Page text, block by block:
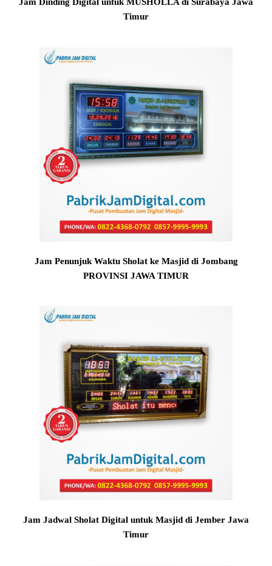
Jam Dinding Digital untuk MUSHOLLA di Surabaya Jawa
Timur
Jam Penunjuk Waktu Sholat ke Masjid di Jombang
PROVINSI JAWA TIMUR
Jam Jadwal Sholat Digital untuk Masjid di Jember Jawa
Timur